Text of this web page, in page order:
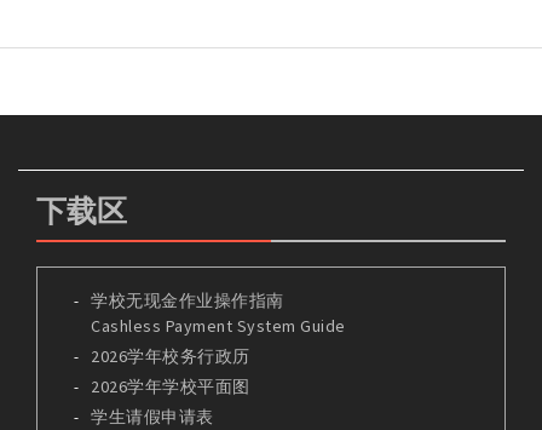
下载区
学校无现金作业操作指南
Cashless Payment System Guide
2026学年校务行政历
2026学年学校平面图
学生请假申请表